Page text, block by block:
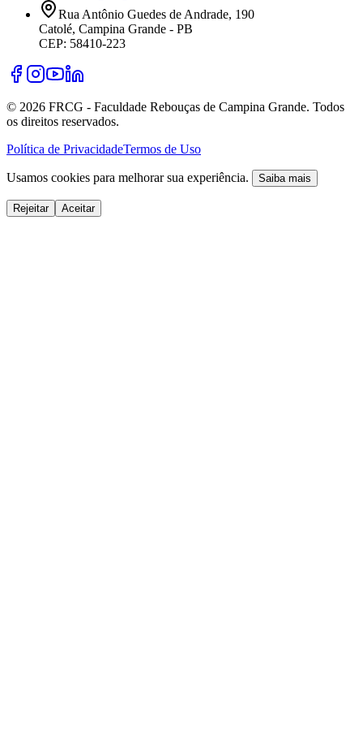
Rua Antônio Guedes de Andrade, 190
Catolé, Campina Grande - PB
CEP: 58410-223
© 2026 FRCG - Faculdade Rebouças de Campina Grande. Todos
os direitos reservados.
Política de PrivacidadeTermos de Uso
Usamos cookies para melhorar sua experiência. Saiba mais
Rejeitar Aceitar